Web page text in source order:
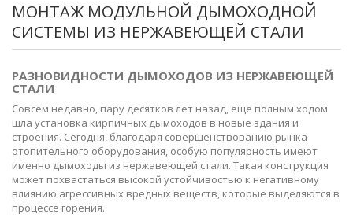
МОНТАЖ МОДУЛЬНОЙ ДЫМОХОДНОЙ
СИСТЕМЫ ИЗ НЕРЖАВЕЮЩЕЙ СТАЛИ
РАЗНОВИДНОСТИ ДЫМОХОДОВ ИЗ НЕРЖАВЕЮЩЕЙ
СТАЛИ
Совсем недавно, пару десятков лет назад, еще полным ходом
шла установка кирпичных дымоходов в новые здания и
строения. Сегодня, благодаря совершенствованию рынка
отопительного оборудования, особую популярность имеют
именно дымоходы из нержавеющей стали. Такая конструкция
может похвастаться высокой устойчивостью к негативному
влиянию агрессивных вредных веществ, которые выделяются в
процессе горения.